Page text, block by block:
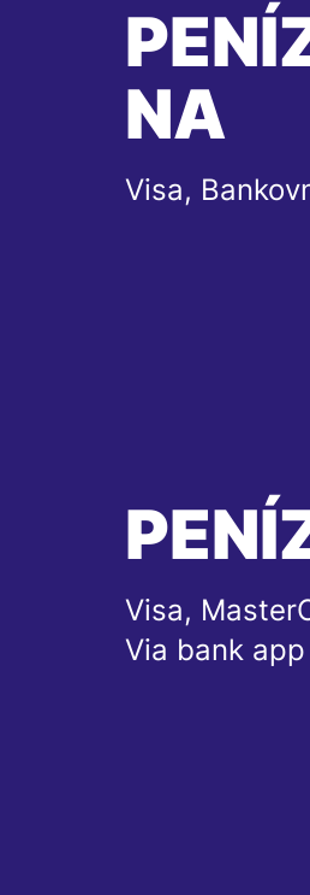
NA
Visa,
Visa,
Via bank app